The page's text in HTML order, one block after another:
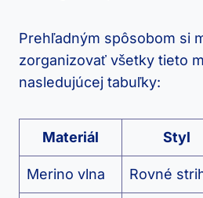
Prehľadným⁢ spôsobom si⁣
zorganizovať všetky tieto‍
nasledujúcej ​tabuľky:
Materiál Styl
Merino vlna Rovné‌